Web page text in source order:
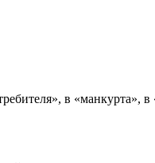
в «манкурта»,